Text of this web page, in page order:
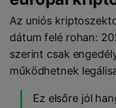
Az uniós
dátum felé rohan:
szerint csak
működhetnek
Ez elsőre jól